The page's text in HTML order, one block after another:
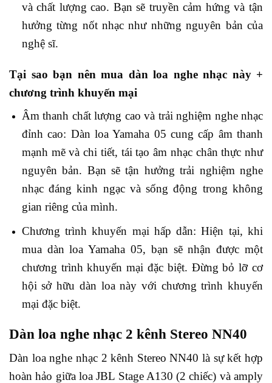
và chất lượng cao. Bạn sẽ truyền cảm hứng và tận
hưởng từng nốt nhạc như những nguyên bản của
nghệ sĩ.
Tại sao bạn nên mua dàn loa nghe nhạc này +
chương trình khuyến mại
Âm thanh chất lượng cao và trải nghiệm nghe nhạc
đỉnh cao: Dàn loa Yamaha 05 cung cấp âm thanh
mạnh mẽ và chi tiết, tái tạo âm nhạc chân thực như
nguyên bản. Bạn sẽ tận hưởng trải nghiệm nghe
nhạc đáng kinh ngạc và sống động trong không
gian riêng của mình.
Chương trình khuyến mại hấp dẫn: Hiện tại, khi
mua dàn loa Yamaha 05, bạn sẽ nhận được một
chương trình khuyến mại đặc biệt. Đừng bỏ lỡ cơ
hội sở hữu dàn loa này với chương trình khuyến
mại đặc biệt.
Dàn loa nghe nhạc 2 kênh Stereo NN40
Dàn loa nghe nhạc 2 kênh Stereo NN40 là sự kết hợp
hoàn hảo giữa loa JBL Stage A130 (2 chiếc) và amply